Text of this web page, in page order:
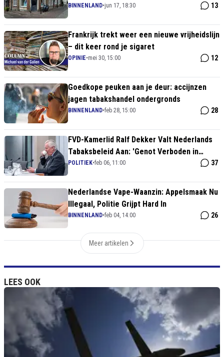
BINNENLAND•jun 17, 18:30 13
Frankrijk trekt weer een nieuwe vrijheidslijn
– dit keer rond je sigaret
OPINIE•mei 30, 15:00 12
Goedkope peuken aan je deur: accijnzen
jagen tabakshandel ondergronds
BINNENLAND•feb 28, 15:00 28
FVD-Kamerlid Ralf Dekker Valt Nederlands
Tabaksbeleid Aan: 'Genot Verboden in
Nederland'
POLITIEK•feb 06, 11:00 37
Nederlandse Vape-Waanzin: Appelsmaak Nu
Illegaal, Politie Grijpt Hard In
BINNENLAND•feb 04, 14:00 26
Meer artikelen
LEES OOK